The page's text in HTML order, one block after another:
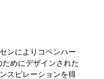
ンによりコペンハー
めにデザインされた
スピレーションを得